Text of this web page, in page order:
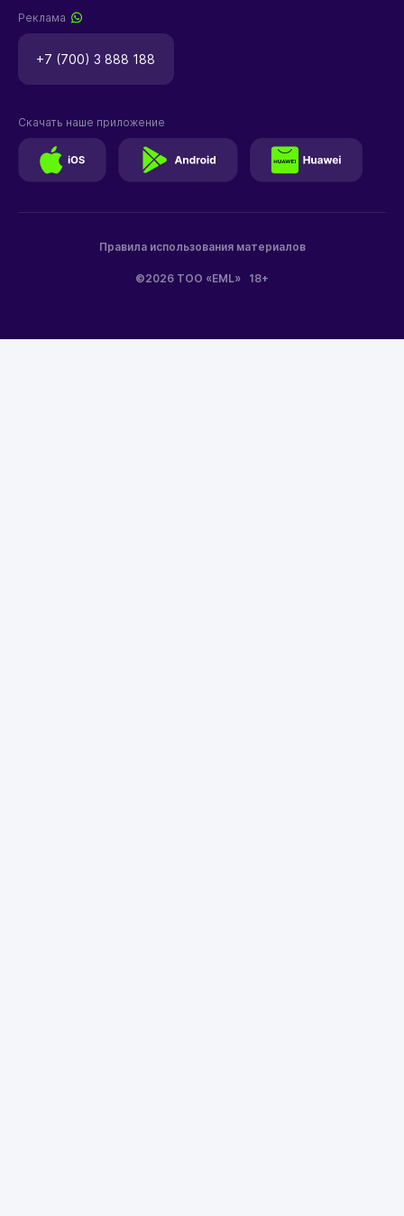
Реклама
+7 (700) 3 888 188
©2026 ТОО «EML» 18+
Правила использования материалов
Скачать наше приложение